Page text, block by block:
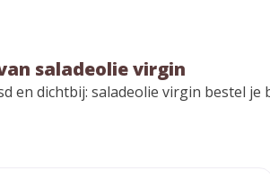
saladeolie virgin
en dichtbij: saladeolie virgin bestel